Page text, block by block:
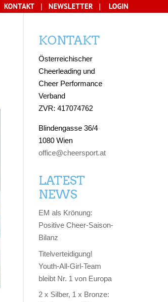
KONTAKT | NEWSLETTER | LOGIN
KONTAKT
Österreichischer
Cheerleading und
Cheer Performance
Verband
ZVR: 417074762
Blindengasse 36/4
1080 Wien
office@cheersport.at
LATEST
NEWS
EM als Krönung:
Positive Cheer-Saison-
Bilanz
Titelverteidigung!
Youth-All-Girl-Team
bleibt Nr. 1 von Europa
2 x Silber, 1 x Bronze: